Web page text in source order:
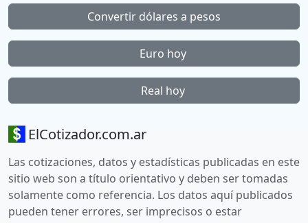
Convertir dólares a pesos
Euro hoy
Real hoy
ElCotizador.com.ar
Las cotizaciones, datos y estadísticas publicadas en este
sitio web son a título orientativo y deben ser tomadas
solamente como referencia. Los datos aquí publicados
pueden tener errores, ser imprecisos o estar